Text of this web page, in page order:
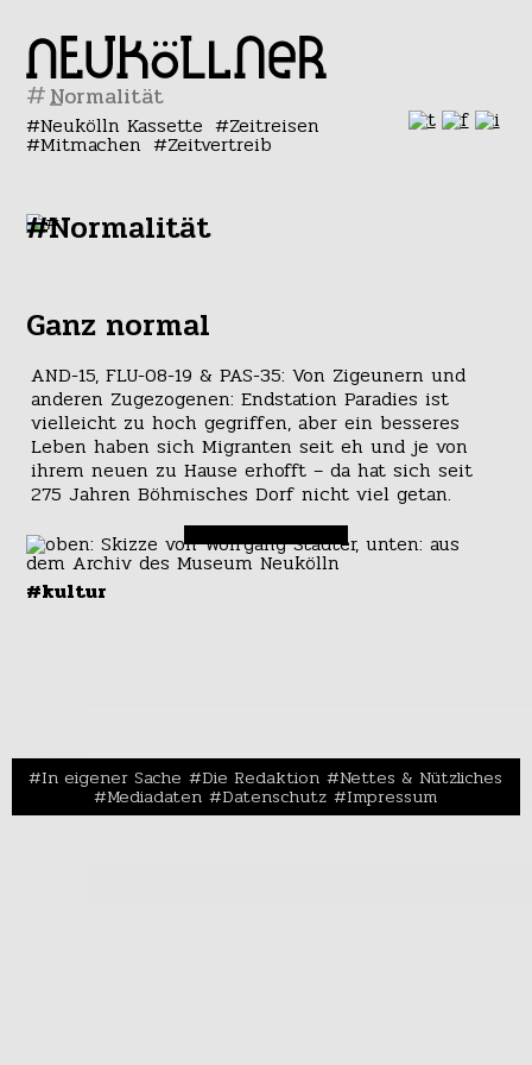
#
Neukölln Kassette Zeitreisen
Mitmachen Zeitvertreib
#Normalität
Ganz normal
AND-15, FLU-08-19 & PAS-35: Von Zigeunern und
anderen Zugezogenen: Endstation Paradies ist
vielleicht zu hoch gegriffen, aber ein besseres
Leben haben sich Migranten seit eh und je von
ihrem neuen zu Hause erhofft – da hat sich seit
275 Jahren Böhmisches Dorf nicht viel getan.
#kultur
In eigener Sache Die Redaktion Nettes & Nützliches
Mediadaten Datenschutz Impressum